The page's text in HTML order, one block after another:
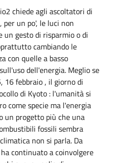
chiede agli ascoltatori di
un po', le luci non
un gesto di risparmio o di
cambiando le
con quelle a basso
dell'energia. Meglio se
16 febbraio , il giorno di
di Kyoto : l'umanità si
come specie ma l'energia
un progetto più che una
fossili sembra
non si parla. Da
continuato a coinvolgere